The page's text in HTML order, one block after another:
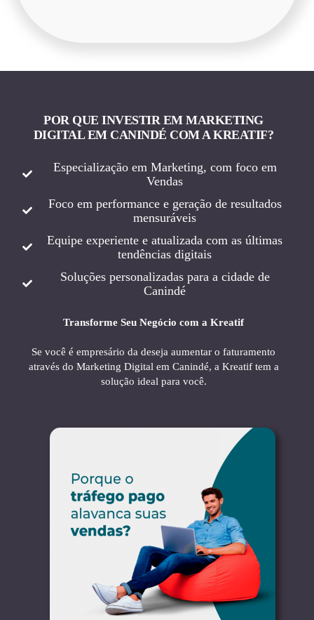
POR QUE INVESTIR EM MARKETING
DIGITAL EM CANINDÉ COM A KREATIF?
Especialização em Marketing, com foco em
Vendas
Foco em performance e geração de resultados
mensuráveis
Equipe experiente e atualizada com as últimas
tendências digitais
Soluções personalizadas para a cidade de
Canindé
Transforme Seu Negócio com a Kreatif
Se você é empresário da deseja aumentar o faturamento
através do Marketing Digital em Canindé, a Kreatif tem a
solução ideal para você.